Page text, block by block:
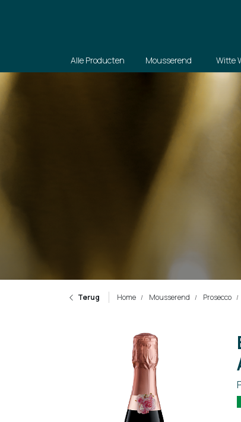
Alle Producten Mousserend Witte
Terug Home Mousserend Prosecco